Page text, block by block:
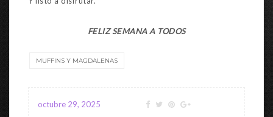
FELIZ SEMANA A TODOS
MUFFINS Y MAGDALENAS
octubre 29, 2025